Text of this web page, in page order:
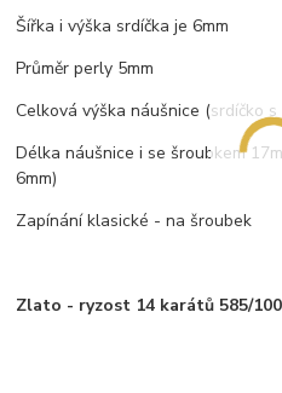
Šířka i výška srdíčka je 6mm
Průměr perly 5mm
Celková výška náušnice (srdíčko
Délka náušnice i se šroubkem
6mm)
Zapínání klasické - na šroubek
Zlato - ryzost 14 karátů 585/